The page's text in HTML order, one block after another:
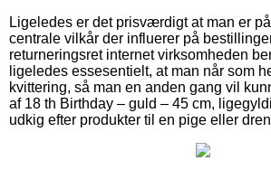
Ligeledes er det prisværdigt at man er
centrale vilkår der influerer på
returneringsret internet virksomheden
ligeledes essesentielt, at man når som
kvittering, så man en anden gang vil
af 18 th Birthday – guld – 45 cm,
udkig efter produkter til en pige eller